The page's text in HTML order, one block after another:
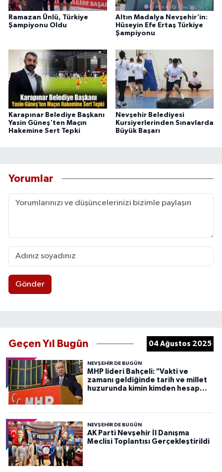
Ramazan Ünlü, Türkiye
Şampiyonu Oldu
Altın Madalya Nevşehir'in:
Hüseyin Efe Ertaş Türkiye
Şampiyonu
Karapınar Belediye Başkanı
Yasin Güneş'ten Maçın
Hakemine Sert Tepki
Nevşehir Belediyesi
Kursiyerlerinden Sınavlarda
Büyük Başarı
Yorumlar
Gönder
Geçen Yıl Bugün 04 Ağustos 2025
NEVŞEHIR DE BUGÜN
MHP lideri Bahçeli: "Vakti ve
zamanı geldiğinde tarih ve millet
huzurunda kimin kimden hesap
NEVŞEHIR DE BUGÜN
AK Parti Nevşehir İl Danışma
Meclisi Toplantısı Gerçekleştirildi